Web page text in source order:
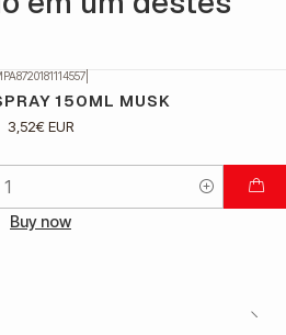
150ML MUSK
3,52€ EUR
Buy now